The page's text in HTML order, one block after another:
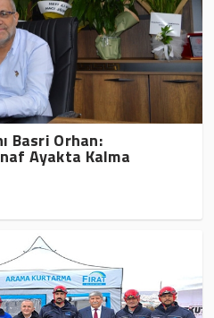
Basri Orhan:
Ayakta Kalma